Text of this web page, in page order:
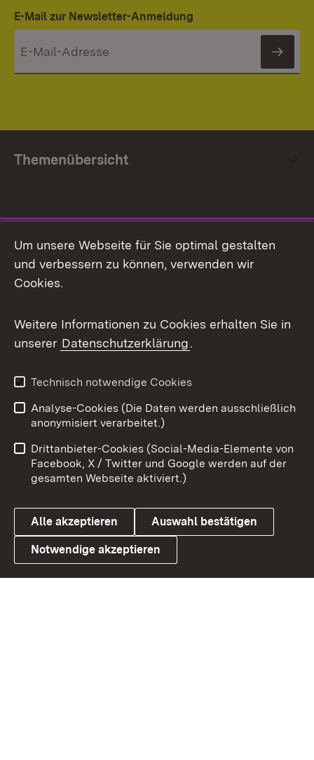
E-Mail zur Newsletter-Anmeldung
Themenübersicht
Facebook
X / Twitter
Youtube
Link zum Landesportal
Impressum
Kontakt
Barrierefreiheit
Datenschutz
Cookies
Um unsere Webseite für Sie optimal gestalten
und verbessern zu können, verwenden wir
Cookies.
Weitere Informationen zu Cookies erhalten Sie in
unserer Datenschutzerklärung.
Technisch notwendige Cookies
Analyse-Cookies (Die Daten werden ausschließlich
anonymisiert verarbeitet.)
Drittanbieter-Cookies (Social-Media-Elemente von
Facebook, X / Twitter und Google werden auf der
gesamten Webseite aktiviert.)
Alle akzeptieren Auswahl bestätigen
Notwendige akzeptieren